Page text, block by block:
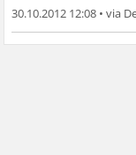
30.10.2012 12:08 •